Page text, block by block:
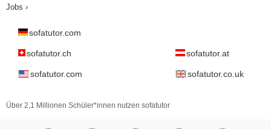
Jobs ›
sofatutor.com
sofatutor.ch sofatutor.at
sofatutor.com sofatutor.co.uk
Über 2,1 Millionen Schüler*innen nutzen sofatutor